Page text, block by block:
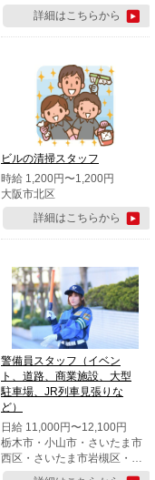
林市・藤岡市・大泉町・さい
たま市北区・川越市・熊谷
市・行田市・秩父市・所沢
市・鶴ケ島市・千葉市中央
区・市川市・松戸市・習志野
市・柏市・流山市・八千代
市・足立区・江戸川区・八王
子市・町田市
詳細はこちらから
ビルの清掃スタッフ
時給 1,200円〜1,200円
大阪市北区
詳細はこちらから
警備員スタッフ（イベン
ト、道路、商業施設、大型
駐車場、JR列車見張りな
ど）
日給 11,000円〜12,100円
栃木市・小山市・さいたま市
西区・さいたま市岩槻区・久
喜市・蓮田市